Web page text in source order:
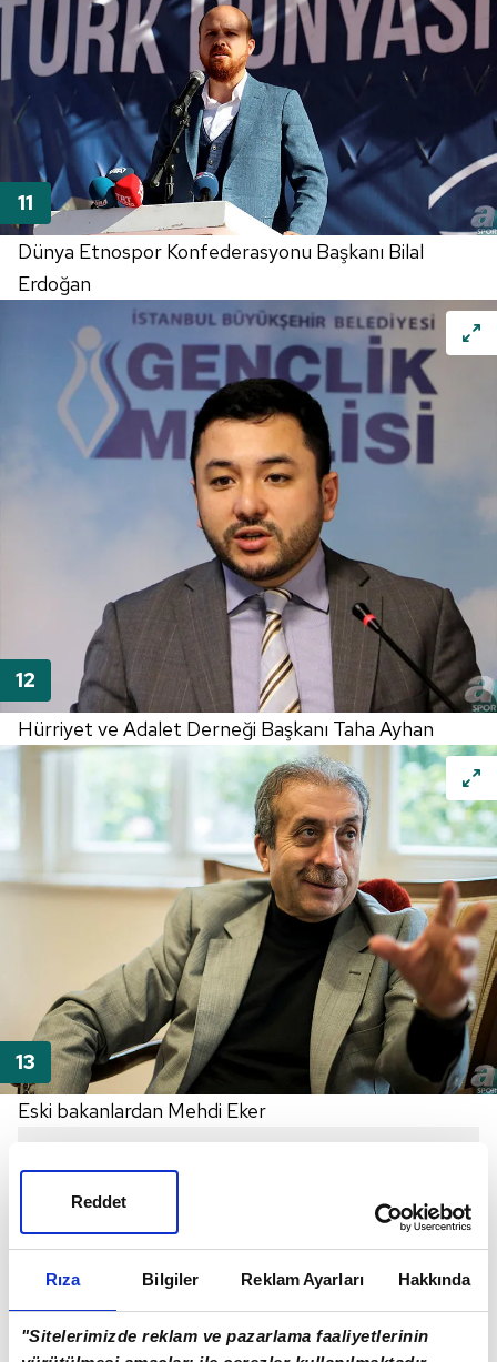
Rıza Bilgiler Reklam Ayarları Hakkında
"Sitelerimizde reklam ve pazarlama faaliyetlerinin
Reddet
Dünya Etnospor Konfederasyonu Başkanı Bilal
Erdoğan
Hürriyet ve Adalet Derneği Başkanı Taha Ayhan
Eski bakanlardan Mehdi Eker